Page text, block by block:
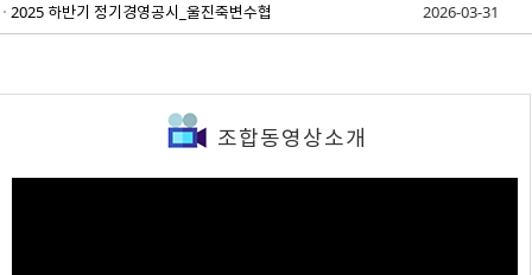
2025 하반기 정기경영공시_울진죽변수협
2026-03-31
조합동영상소개